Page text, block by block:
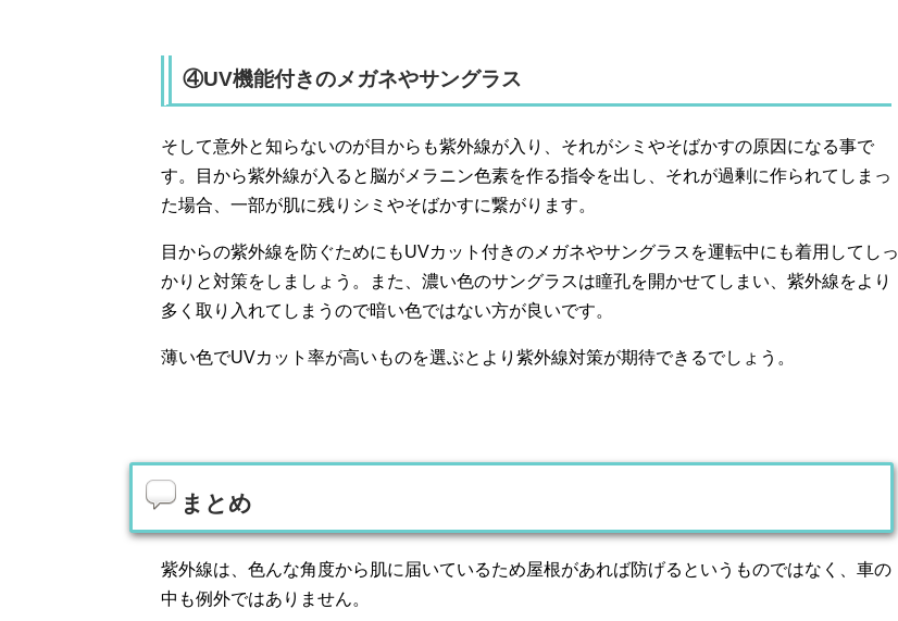
④UV機能付きのメガネやサングラス
そして意外と知らないのが目からも紫外線が入り、それがシミやそばかすの原因になる事で
す。目から紫外線が入ると脳がメラニン色素を作る指令を出し、それが過剰に作られてしまっ
た場合、一部が肌に残りシミやそばかすに繋がります。
目からの紫外線を防ぐためにもUVカット付きのメガネやサングラスを運転中にも着用してしっ
かりと対策をしましょう。また、濃い色のサングラスは瞳孔を開かせてしまい、紫外線をより
多く取り入れてしまうので暗い色ではない方が良いです。
薄い色でUVカット率が高いものを選ぶとより紫外線対策が期待できるでしょう。
まとめ
紫外線は、色んな角度から肌に届いているため屋根があれば防げるというものではなく、車の
中も例外ではありません。